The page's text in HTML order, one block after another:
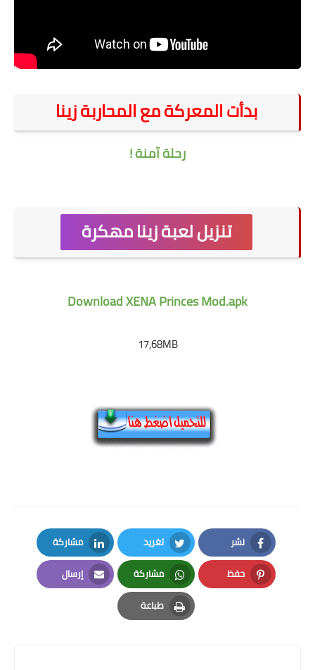
بدأت المعركة مع المحاربة زينا
رحلة آمنة !
تنزيل لعبة زينا مهكرة
Download XENA Princes Mod.apk
17,68MB
نشر
Facebook
تغريد
Twitter
مشاركة
LinkedIn
حفظ
Pinterest
مشاركة
Whatsapp
إرسال
Email
طباعة
Print